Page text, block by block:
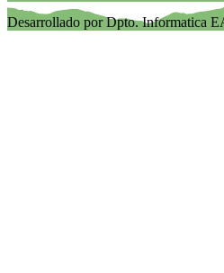
Desarrollado por Dpto. Informatica